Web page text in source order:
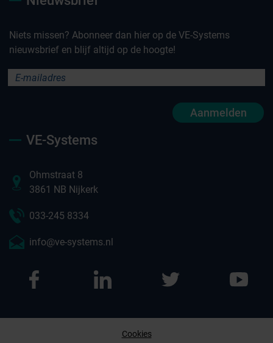
Niets missen? Abonneer dan hier op de VE-Systems
nieuwsbrief en blijf altijd op de hoogte!
Aanmelden
VE-Systems
Ohmstraat 8
3861 NB Nijkerk
033-245 8334
info@ve-systems.nl
Cookies